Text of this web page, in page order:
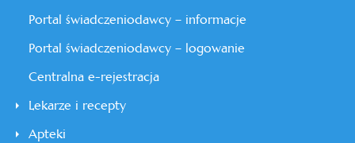
Portal świadczeniodawcy – informacje
Portal świadczeniodawcy – logowanie
Centralna e-rejestracja
Lekarze i recepty
Apteki